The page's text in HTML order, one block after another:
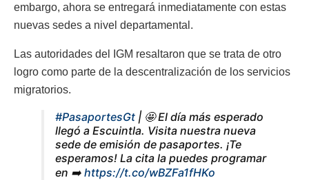
embargo, ahora se entregará inmediatamente con estas
nuevas sedes a nivel departamental.
Las autoridades del IGM resaltaron que se trata de otro
logro como parte de la descentralización de los servicios
migratorios.
#PasaportesGt | 🤩 El día más esperado
llegó a Escuintla. Visita nuestra nueva
sede de emisión de pasaportes. ¡Te
esperamos! La cita la puedes programar
en ➡️ https://t.co/wBZFa1fHKo